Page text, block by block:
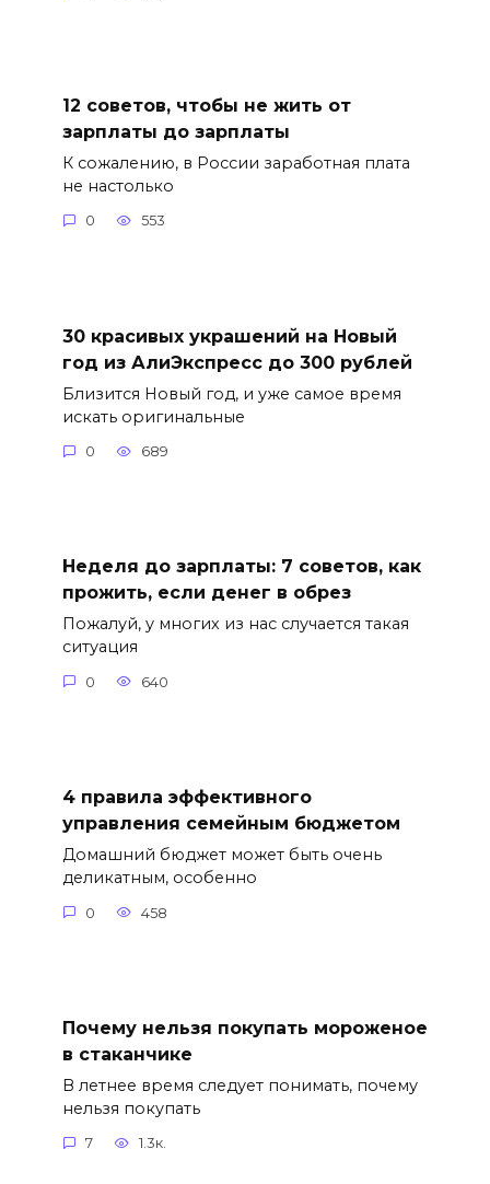
12 советов, чтобы не жить от
зарплаты до зарплаты
К сожалению, в России заработная плата
не настолько
0 553
30 красивых украшений на Новый
год из АлиЭкспресс до 300 рублей
Близится Новый год, и уже самое время
искать оригинальные
0 689
Неделя до зарплаты: 7 советов, как
прожить, если денег в обрез
Пожалуй, у многих из нас случается такая
ситуация
0 640
4 правила эффективного
управления семейным бюджетом
Домашний бюджет может быть очень
деликатным, особенно
0 458
Почему нельзя покупать мороженое
в стаканчике
В летнее время следует понимать, почему
нельзя покупать
7 1.3к.